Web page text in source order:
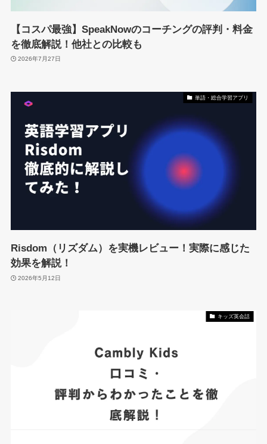
【コスパ最強】SpeakNowのコーチングの評判・料金
を徹底解説！他社との比較も
2026年7月27日
単語・総合学習アプリ
Risdom（リズダム）を実機レビュー！実際に感じた
効果を解説！
2026年5月12日
キッズ英会話